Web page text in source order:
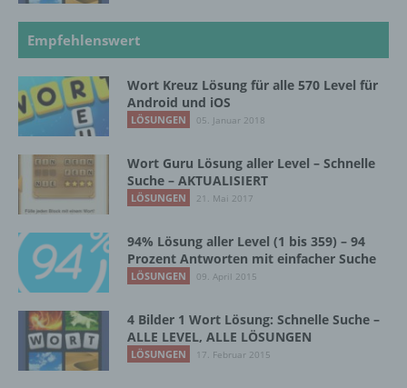
Empfehlenswert
Wort Kreuz Lösung für alle 570 Level für
Android und iOS
LÖSUNGEN 05. Januar 2018
Wort Guru Lösung aller Level – Schnelle
Suche – AKTUALISIERT
LÖSUNGEN 21. Mai 2017
94% Lösung aller Level (1 bis 359) – 94
Prozent Antworten mit einfacher Suche
LÖSUNGEN 09. April 2015
4 Bilder 1 Wort Lösung: Schnelle Suche –
ALLE LEVEL, ALLE LÖSUNGEN
LÖSUNGEN 17. Februar 2015
Verantwortlicher oder für die Verarbeitung
oder andere Stelle, die allein oder
gemeinsam mit anderen über die Zwecke
und Mittel der Verarbeitung von
Sind die Zwecke und Mittel dieser
Verarbeitung durch das Unionsrecht oder
das Recht der Mitgliedstaaten vorgegeben,
so kann der Verantwortliche
beziehungsweise können die bestimmten
Kriterien seiner Benennung nach dem
Unionsrecht oder dem Recht der
Mitgliedstaaten vorgesehen werden.
h) Auftragsverarbeiter